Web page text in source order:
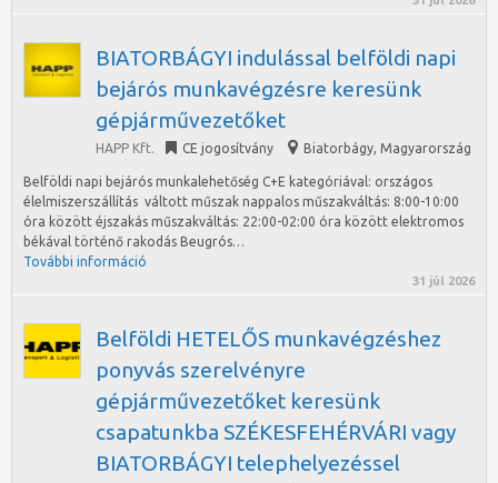
BIATORBÁGYI indulással belföldi napi
bejárós munkavégzésre keresünk
gépjárművezetőket
HAPP Kft. CE jogosítvány Biatorbágy, Magyarország
Belföldi napi bejárós munkalehetőség C+E kategóriával: országos
élelmiszerszállítás váltott műszak nappalos műszakváltás: 8:00-10:00
óra között éjszakás műszakváltás: 22:00-02:00 óra között elektromos
békával történő rakodás Beugrós…
További információ
31 júl 2026
Belföldi HETELŐS munkavégzéshez
ponyvás szerelvényre
gépjárművezetőket keresünk
csapatunkba SZÉKESFEHÉRVÁRI vagy
BIATORBÁGYI telephelyezéssel